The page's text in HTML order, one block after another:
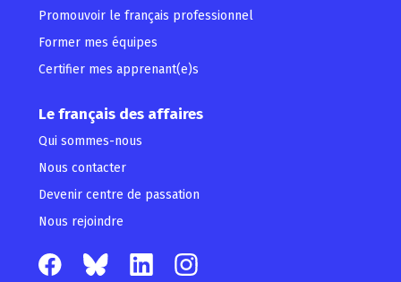
Promouvoir le français professionnel
Former mes équipes
Certifier mes apprenant(e)s
Le français des affaires
Qui sommes-nous
Nous contacter
Devenir centre de passation
Nous rejoindre